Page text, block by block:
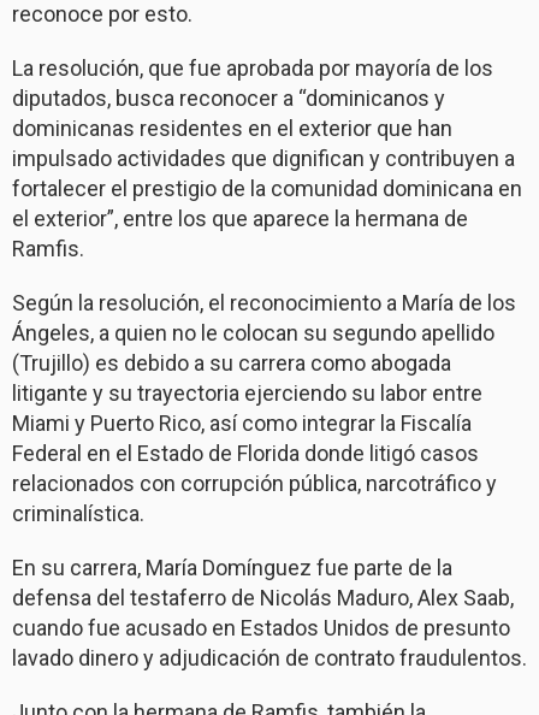
reconoce por esto.
La resolución, que fue aprobada por mayoría de los
diputados, busca reconocer a “dominicanos y
dominicanas residentes en el exterior que han
impulsado actividades que dignifican y contribuyen a
fortalecer el prestigio de la comunidad dominicana en
el exterior”, entre los que aparece la hermana de
Ramfis.
Según la resolución, el reconocimiento a María de los
Ángeles, a quien no le colocan su segundo apellido
(Trujillo) es debido a su carrera como abogada
litigante y su trayectoria ejerciendo su labor entre
Miami y Puerto Rico, así como integrar la Fiscalía
Federal en el Estado de Florida donde litigó casos
relacionados con corrupción pública, narcotráfico y
criminalística.
En su carrera, María Domínguez fue parte de la
defensa del testaferro de Nicolás Maduro, Alex Saab,
cuando fue acusado en Estados Unidos de presunto
lavado dinero y adjudicación de contrato fraudulentos.